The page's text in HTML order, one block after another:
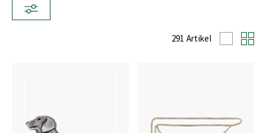
291 Artikel